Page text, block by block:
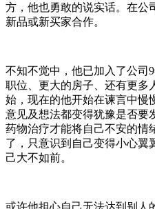
方，他也勇敢的说实话。在公
新品或新买家合作。
不知不觉中，他已加入了公司
职位、更大的房子、还有更多
始，现在的他开始在谏言中慢
意见及想法都变得犹豫是否要
药物治疗才能将自己不安的情
了，只意识到自己变得小心翼
己大不如前。
或许他担心自己无法达到别人